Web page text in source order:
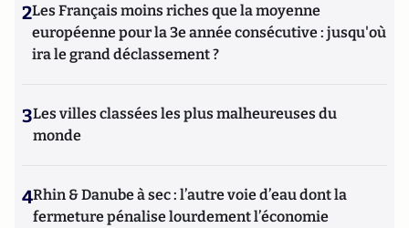
2Les Français moins riches que la moyenne
européenne pour la 3e année consécutive : jusqu'où
ira le grand déclassement ?
3Les villes classées les plus malheureuses du
monde
4Rhin & Danube à sec : l’autre voie d’eau dont la
fermeture pénalise lourdement l’économie